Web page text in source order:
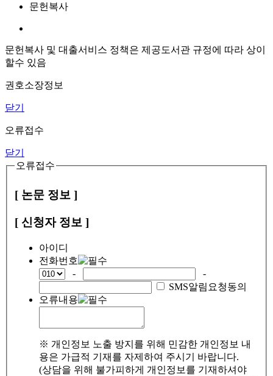
문헌복사
문헌복사 및 대출서비스 정책은 제공도서관 규정에 따라 상이
할수 있음
권호소장정보
닫기
오류접수
닫기
오류접수
[ 논문 정보 ]
[ 신청자 정보 ]
아이디
전화번호
-
-
SMS알림요청동의
오류내용
※ 개인정보 노출 방지를 위해 민감한 개인정보 내
용은 가급적 기재를 자제하여 주시기 바랍니다.
(상담을 위해 불가피하게 개인정보를 기재하셔야